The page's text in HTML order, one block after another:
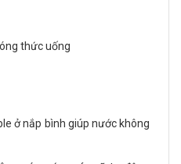
thức uống
ở nắp bình giúp nước không